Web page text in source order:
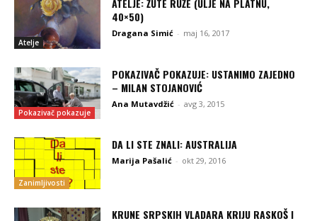
Atelje
ATELJE: ŽUTE RUŽE (ULJE NA PLATNU,
40×50)
Dragana Simić - maj 16, 2017
Pokazivač pokazuje
POKAZIVAČ POKAZUJE: USTANIMO ZAJEDNO
– MILAN STOJANOVIĆ
Ana Mutavdžić - avg 3, 2015
Zanimljivosti
DA LI STE ZNALI: AUSTRALIJA
Marija Pašalić - okt 29, 2016
KRUNE SRPSKIH VLADARA KRIJU RASKOŠ I